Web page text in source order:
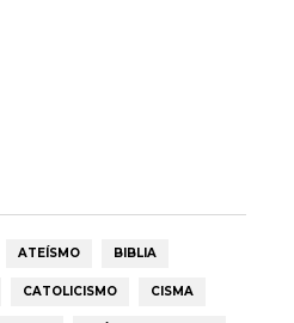
ATEÍSMO BIBLIA
CATOLICISMO CISMA